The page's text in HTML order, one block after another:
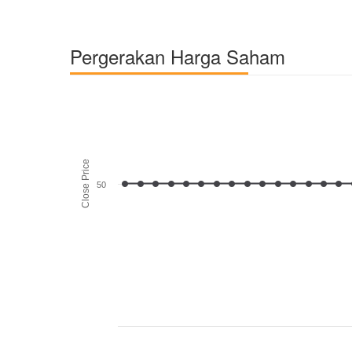
Pergerakan Harga Saham
Close Price 50